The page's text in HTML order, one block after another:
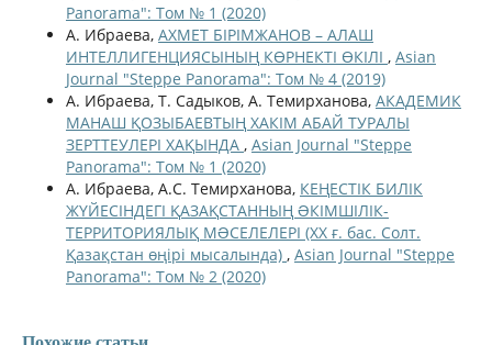
Panorama": Том № 1 (2020)
А. Ибраева, АХМЕТ БІРІМЖАНОВ – АЛАШ
ИНТЕЛЛИГЕНЦИЯСЫНЫҢ КӨРНЕКТІ ӨКІЛІ , Asian
Journal "Steppe Panorama": Том № 4 (2019)
А. Ибраева, Т. Садыков, А. Темирханова, АКАДЕМИК
МАНАШ ҚОЗЫБАЕВТЫҢ ХАКІМ АБАЙ ТУРАЛЫ
ЗЕРТТЕУЛЕРІ ХАҚЫНДА , Asian Journal "Steppe
Panorama": Том № 1 (2020)
А. Ибраева, А.С. Темирханова, КЕҢЕСТІК БИЛІК
ЖҮЙЕСІНДЕГІ ҚАЗАҚСТАННЫҢ ƏКІМШІЛІК-
ТЕРРИТОРИЯЛЫҚ МƏСЕЛЕЛЕРІ (ХХ ғ. бас. Солт.
Қазақстан өңірі мысалында) , Asian Journal "Steppe
Panorama": Том № 2 (2020)